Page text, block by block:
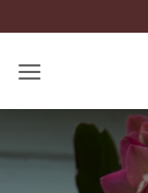
til
indhold